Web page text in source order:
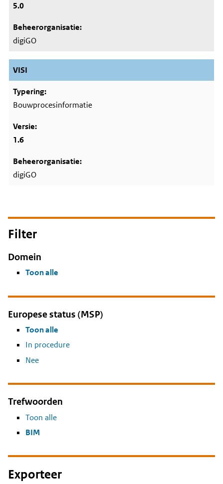
5.0
digiGO
VISI
Bouwprocesinformatie
1.6
digiGO
Filter
Domein
Toon alle
Europese status (MSP)
Toon alle
In procedure
Nee
Trefwoorden
Toon alle
BIM
Exporteer